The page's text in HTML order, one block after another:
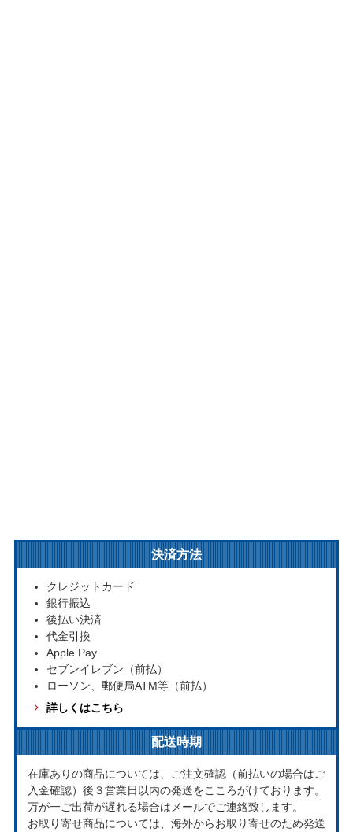
決済方法
クレジットカード
銀行振込
後払い決済
代金引換
Apple Pay
セブンイレブン（前払）
ローソン、郵便局ATM等（前払）
詳しくはこちら
配送時期
在庫ありの商品については、ご注文確認（前払いの場合はご
入金確認）後３営業日以内の発送をこころがけております。
万が一ご出荷が遅れる場合はメールでご連絡致します。
お取り寄せ商品については、海外からお取り寄せのため発送